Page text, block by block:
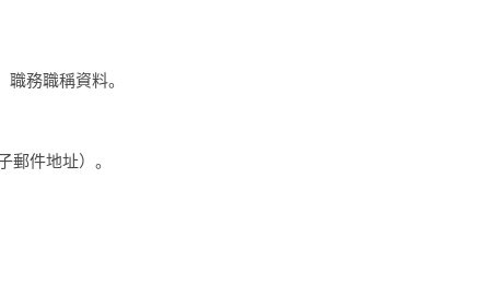
務職稱資料。
件地址）。